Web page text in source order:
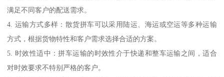
满足不同客户的配送需求。
4. 运输方式多样：散货拼车可以采用陆运、海运或空运等多种运输
方式，根据货物特性和客户需求选择合适的方案。
5. 时效性适中：拼车运输的时效性介于快递和整车运输之间，适合
对时效要求不特别严格的客户。